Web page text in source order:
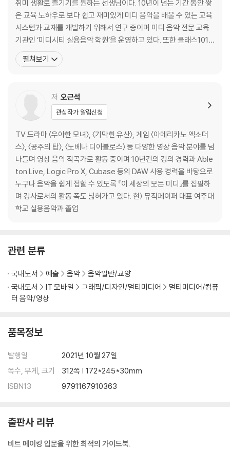
Part 1 드럼 악기의 종류
1-1 어쿠스틱 드럼(Acoustic Drum)
1-2 808 드럼 머신(Roland TR-808)
1-3 909 드럼 머신(Roland TR-909)
2-2 미디 클립 뷰(Midi Clip View)
2-3 클립 박스(Clip Box)
2-5 Clip Pitch와 Gain
Part 3 건반에서의 드럼의 위치 알아보기
3-1 음정
3-2 피아노 건반에서의 드럼 위치
3-3 드럼(Drum) 가상 악기 선택하기
4-2 비트 메이킹 - 노트(Note) 입력하는 방법
4-4 8비트 만들기
4-5 16비트 만들기
4-6 변형 비트 만들기
4-9 클립(Clip)을 만드는 다른 방법/ 더블 클릭으로 만드는 방법
Chapter 3 Bass
2-1 Contrabass, Double bass(Upright)
취미 생활로 즐기기를 원하는 선생님이다. 10년이 넘는 기간 동안 쌓
은 교육 노하우로 보다 쉽고 재미있게 미디 음악을 배울 수 있는 교육
시스템과 교재를 개발하기 위해서 연구 중이며 미디 음악 전문 교육
기관인 ‘미디시티 실용음악 학원’을 운영하고 있다. 또한 클래스101
에서 DRB라는 활동명으로 ‘나만의 감성으로 만들어 보는 로파이(Lo
-Fi) 힙합’ 클래스와 ‘나만의 감성으로 만들어 보는 레트로 웨이브(R
펼쳐보기
저 오근석
관심작가 알림신청
TV 드라마 〈우아한 모녀〉, 〈기막힌 유산〉, 게임 〈아메리카노 엑소더
스〉, 〈공주의 탑〉, 〈노베나 디아블로스〉 등 다양한 영상 음악 분야를 넘
나들며 영상 음악 작곡가로 활동 중이며 10년간의 강의 경력과 Able
ton Live, Logic Pro X, Cubase 등의 DAW 사용 경력을 바탕으로
누구나 음악을 쉽게 접할 수 있도록 『이 세상의 모든 미디』를 집필하
며 강사로서의 활동 폭도 넓혀가고 있다. 현) 뮤직페이퍼 대표 여주대
학교 실용음악과 졸업
관련 분류
국내도서 예술 음악
음악일반/교양
국내도서
IT 모바일 그래픽/디자인/멀티미디어
멀티미디어/컴퓨
터 음악/영상
품목정보
발행일
2021년 10월 27일
쪽수, 무게, 크기
312쪽 | 172*245*30mm
ISBN13
9791167910363
출판사 리뷰
비트 메이킹 입문을 위한 최적의 가이드북.